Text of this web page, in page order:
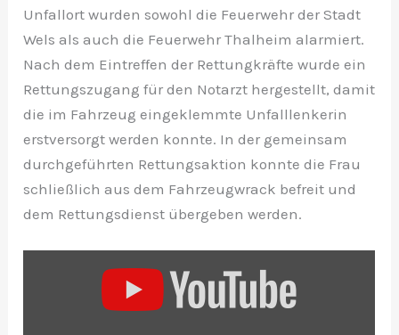
Unfallort wurden sowohl die Feuerwehr der Stadt
Wels als auch die Feuerwehr Thalheim alarmiert.
Nach dem Eintreffen der Rettungkräfte wurde ein
Rettungszugang für den Notarzt hergestellt, damit
die im Fahrzeug eingeklemmte Unfalllenkerin
erstversorgt werden konnte. In der gemeinsam
durchgeführten Rettungsaktion konnte die Frau
schließlich aus dem Fahrzeugwrack befreit und
dem Rettungsdienst übergeben werden.